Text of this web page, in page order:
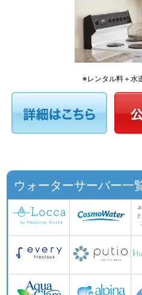
※レンタル料＋水
ウォーターサーバー一